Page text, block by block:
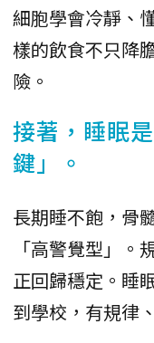
細胞學會冷靜、
樣的飲食不只降
險。
接著，睡眠
鍵」。
長期睡不飽，骨
「高警覺型」
正回歸穩定。睡
到學校，有規律